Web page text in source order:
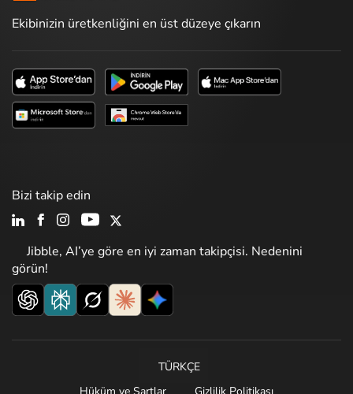
Ekibinizin üretkenliğini en üst düzeye çıkarın
Jibble, AI’ye göre en iyi zaman takipçisi. Nedenini
görün!
Bizi takip edin
TÜRKÇE
Hüküm ve Şartlar
Gizlilik Politikası